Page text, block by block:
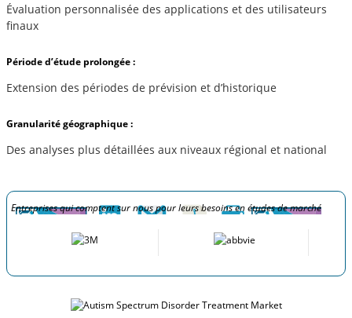
Évaluation personnalisée des applications et des utilisateurs
finaux
Période d’étude prolongée :
Extension des périodes de prévision et d’historique
Granularité géographique :
Des analyses plus détaillées aux niveaux régional et national
Entreprises qui comptent sur nous pour leurs besoins en études de marché